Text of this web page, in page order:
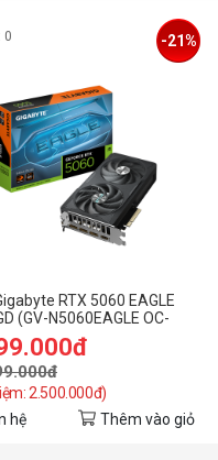
0
RTX 5060 EAGLE
(GV-N5060EAGLE OC-
2.500.000đ)
-21%
hệ Thêm vào giỏ